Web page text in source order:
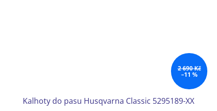
2 690 Kč
–11 %
Kalhoty do pasu Husqvarna Classic 5295189-XX